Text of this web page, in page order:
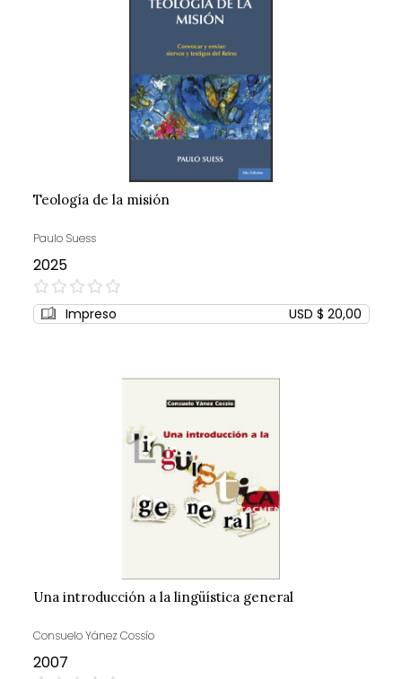
Teología de la misión
Paulo Suess
2025
0%
Impreso USD $ 20,00
Una introducción a la lingüística general
Consuelo Yánez Cossío
2007